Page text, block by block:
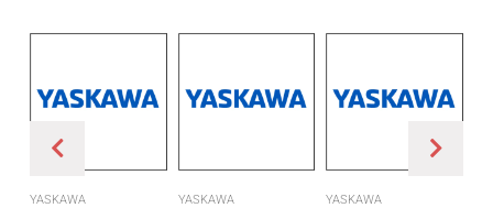
YASKAWA YASKAWA YASKAWA